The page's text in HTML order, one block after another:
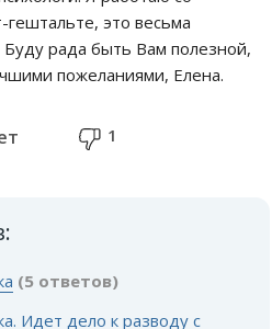
гештальте, это весьма
рада быть Вам полезной,
пожеланиями, Елена.
1
(5 ответов)
Идет дело к разводу с